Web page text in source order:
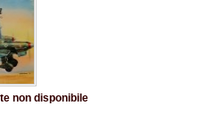
non disponibile